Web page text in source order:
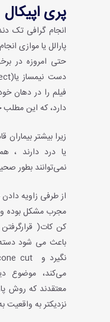
پری اپیکال
انجام گرافی تک
پارالل یا موازی
حتی امروزه در
فیلم را در دهان
دارد، که این
زیرا بیشتر
یا درد دارند ،
نمی‌توانند بطور
از طرفی زاویه دادن
مجرب مشکل بوده و
کن کات(
می‌کند، موضوع
معتقدند که روش
نزدیکتر به